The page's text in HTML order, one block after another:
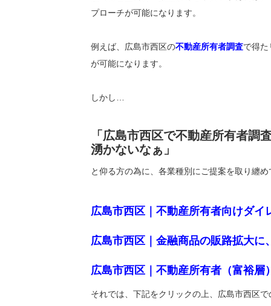
プローチが可能になります。
例えば、広島市西区の不動産所有者調査で得
が可能になります。
しかし…
「広島市西区で不動産所有者調
湧かないなぁ」
と仰る方の為に、各業種別にご提案を取り纏
広島市西区｜不動産所有者向けダ
広島市西区｜金融商品の販路拡大
広島市西区｜不動産所有者（富裕
それでは、下記をクリックの上、広島市西区